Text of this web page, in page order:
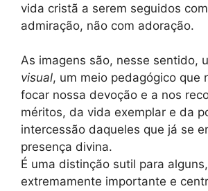
vida cristã a serem seguidos
admiração, não com adoração.
As imagens são, nesse sentido,
visual, um meio pedagógico que
focar nossa devoção e a nos
méritos, da vida exemplar e da
intercessão daqueles que já se
presença divina.
É uma distinção sutil para
extremamente importante e